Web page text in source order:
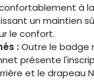
à
un maintien
le confort.
:Outre le badge
présente
et le drapeau